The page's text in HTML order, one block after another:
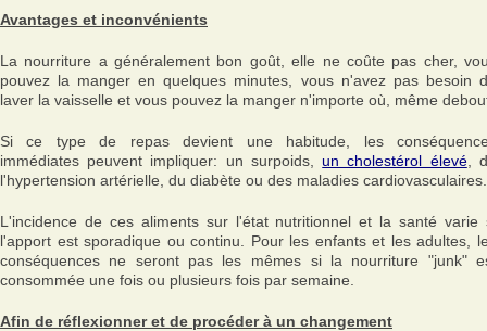
Avantages et inconvénients
La nourriture a généralement bon goût, elle ne coûte pas cher,
pouvez la manger en quelques minutes, vous n'avez pas besoin
laver la vaisselle et vous pouvez la manger n'importe où, même
Si ce type de repas devient une habitude, les
immédiates peuvent impliquer: un surpoids, un cholestérol élevé,
l'hypertension artérielle, du diabète ou des maladies cardiovasculaires.
L'incidence de ces aliments sur l'état nutritionnel et la santé varie
l'apport est sporadique ou continu. Pour les enfants et les adultes,
conséquences ne seront pas les mêmes si la nourriture "junk"
consommée une fois ou plusieurs fois par semaine.
Afin de réflexionner et de procéder à un changement